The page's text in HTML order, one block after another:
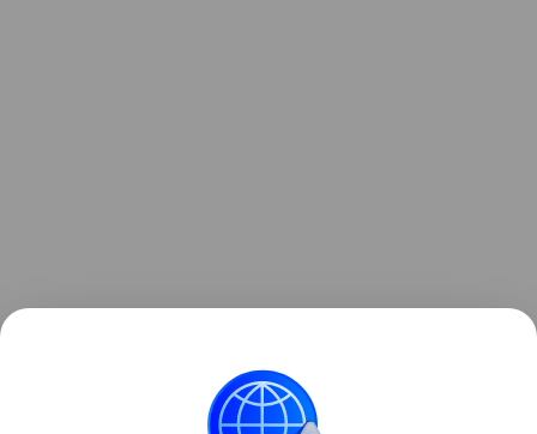
респондентов со всей России.